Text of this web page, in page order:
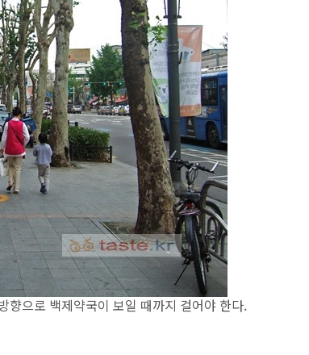
향으로 백제약국이 보일 때까지 걸어야 한다.